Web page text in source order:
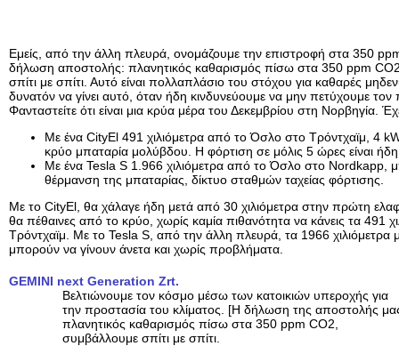
Εμείς, από την άλλη πλευρά, ονομάζουμε την επιστροφή στα 350
δήλωση αποστολής: πλανητικός καθαρισμός πίσω στα 350 ppm
σπίτι με σπίτι. Αυτό είναι πολλαπλάσιο του στόχου για καθαρές
δυνατόν να γίνει αυτό, όταν ήδη κινδυνεύουμε να μην πετύχουμε
Φανταστείτε ότι είναι μια κρύα μέρα του Δεκεμβρίου στη Νορβηγία.
Με ένα CityEl 491 χιλιόμετρα από το Όσλο στο Τρόντχαϊμ, 4
κρύο μπαταρία μολύβδου. Η φόρτιση σε μόλις 5 ώρες είναι
Με ένα Tesla S 1.966 χιλιόμετρα από το Όσλο στο Nordkapp,
θέρμανση της μπαταρίας, δίκτυο σταθμών ταχείας φόρτισης.
Με το CityEl, θα χάλαγε ήδη μετά από 30 χιλιόμετρα στην πρώτη
θα πέθαινες από το κρύο, χωρίς καμία πιθανότητα να κάνεις τα 491
Τρόντχαϊμ. Με το Tesla S, από την άλλη πλευρά, τα 1966 χιλιόμετρα
μπορούν να γίνουν άνετα και χωρίς προβλήματα.
GEMINI next Generation Zrt.
Βελτιώνουμε τον κόσμο μέσω των κατοικιών υπεροχής για
την προστασία του κλίματος. [Η δήλωση της αποστολής
πλανητικός καθαρισμός πίσω στα 350 ppm CO2,
συμβάλλουμε σπίτι με σπίτι.